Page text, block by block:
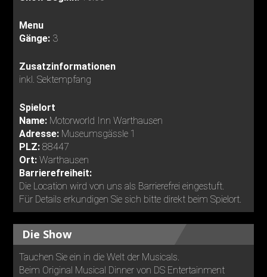
Menu
Gänge: 3
Zusatzinformationen
inkl. Sektempfang
Spielort
Name: Motorworld Inn Warthausen
Adresse: Museumsgässle 1
PLZ:88447
Ort:Warthausen
Barrierefreiheit:
Die Location wird von uns als Barrierefrei eingestuft.
Für Details erkundigen Sie sich bitte direkt beim Spielort.
Die Show
Tauchen Sie ein in die Welt der Musicals.
Beim Original Musical Dinner von DS Entertainment